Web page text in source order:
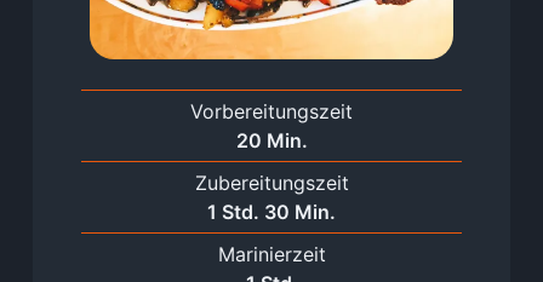
Vorbereitungszeit
20Minuten
Min.
Zubereitungszeit
1 Stunde
Std. 30 Minuten
Min.
Marinierzeit